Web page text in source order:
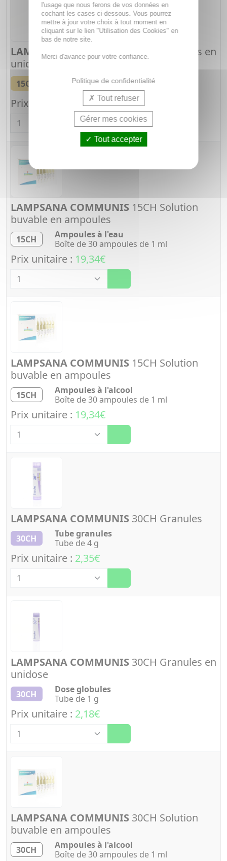
LAMPSANA COMMUNIS 15CH Granules en
unidose
15CH
Dose globules
Tube de 1 g
Prix unitaire : 2,18€
LAMPSANA COMMUNIS 15CH Solution
buvable en ampoules
15CH
Ampoules à l'eau
Boîte de 30 ampoules de 1 ml
Prix unitaire : 19,34€
LAMPSANA COMMUNIS 15CH Solution
buvable en ampoules
15CH
Ampoules à l'alcool
Boîte de 30 ampoules de 1 ml
Prix unitaire : 19,34€
LAMPSANA COMMUNIS 30CH Granules
30CH
Tube granules
Tube de 4 g
Prix unitaire : 2,35€
LAMPSANA COMMUNIS 30CH Granules en
unidose
30CH
Dose globules
Tube de 1 g
Prix unitaire : 2,18€
LAMPSANA COMMUNIS 30CH Solution
buvable en ampoules
30CH
Ampoules à l'alcool
Boîte de 30 ampoules de 1 ml
l'usage que nous ferons de vos données en
cochant les cases ci-dessous. Vous pourrez
mettre à jour votre choix à tout moment en
cliquant sur le lien "Utilisation des Cookies" en
bas de notre site.
Merci d'avance pour votre confiance.
Politique de confidentialité
Tout refuser
Gérer mes cookies
Tout accepter